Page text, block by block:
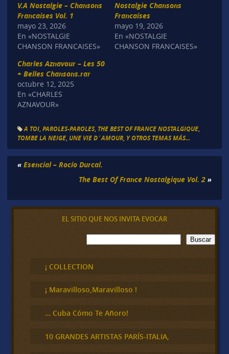
V.A Nostalgie – Chansons
Francaises Vol. 1
mayo 23, 2026
En «NOSTALGIE
CHANSON FRANCAISES»
Nostalgie Chansons
Francaises
mayo 19, 2026
En «NOSTALGIE
CHANSON FRANCAISES»
Charles Aznavour – Les 50
+ Belles Chansons.rar
octubre 12, 2025
En «CHARLES
AZNAVOUR»
A TOI, PAROLES-PAROLES, THE BEST OF FRANCE NOSTALGIQUE,
TOMBE LA NEIGE, UNE VIE D´AMOUR, Y OTROS TEMAS MÁS...
« Esencial – Rocío Durcal.
The Best Of France Nostalgique Vol. 2 »
EL SITIO QUE NOS INVITA EVOCAR
B
u
c
a
Buscar
¡ COLLECTION
¡ Maravilloso,Maravilloso !
… Cuba Cómo Te Añoro!
10 GRANDES ARTISTAS PARÍS-ITALIA,